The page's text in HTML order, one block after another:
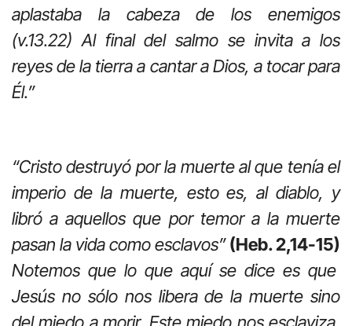
aplastaba la cabeza de los enemigos
(v.13.22) Al final del salmo se invita a los
reyes de la tierra a cantar a Dios, a tocar para
Él.”
“Cristo destruyó por la muerte al que tenía el
imperio de la muerte, esto es, al diablo, y
libró a aquellos que por temor a la muerte
pasan la vida como esclavos”(Heb. 2,14-15)
Notemos que lo que aquí se dice es que
Jesús no sólo nos libera de la muerte sino